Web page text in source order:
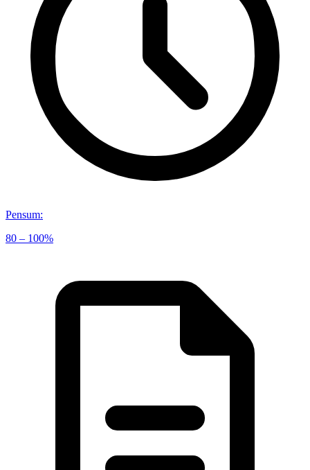
Pensum:
80 – 100%